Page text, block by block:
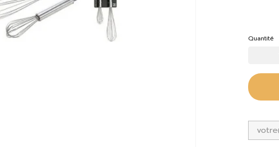
Quantité